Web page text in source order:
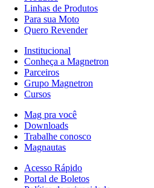
Linhas de Produtos
Para sua Moto
Quero Revender
Institucional
Conheça a Magnetron
Parceiros
Grupo Magnetron
Cursos
Mag pra você
Downloads
Trabalhe conosco
Magnautas
Acesso Rápido
Portal de Boletos